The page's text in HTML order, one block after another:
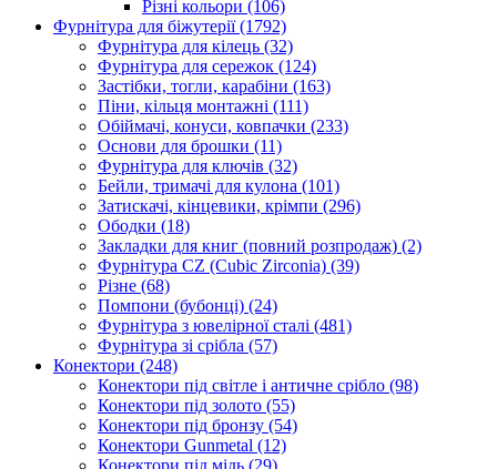
Різні кольори (106)
Фурнітура для біжутерії(1792)
Фурнітура для кілець (32)
Фурнітура для сережок (124)
Застібки, тогли, карабіни (163)
Піни, кільця монтажні (111)
Обіймачі, конуси, ковпачки (233)
Основи для брошки (11)
Фурнітура для ключів (32)
Бейли, тримачі для кулона (101)
Затискачі, кінцевики, крімпи (296)
Ободки (18)
Закладки для книг (повний розпродаж) (2)
Фурнітура CZ (Cubic Zirconia) (39)
Різне (68)
Помпони (бубонці) (24)
Фурнітура з ювелірної сталі (481)
Фурнітура зі срібла (57)
Конектори (248)
Конектори під світле і античне срібло (98)
Конектори під золото (55)
Конектори під бронзу (54)
Конектори Gunmetal (12)
Конектори під мідь (29)